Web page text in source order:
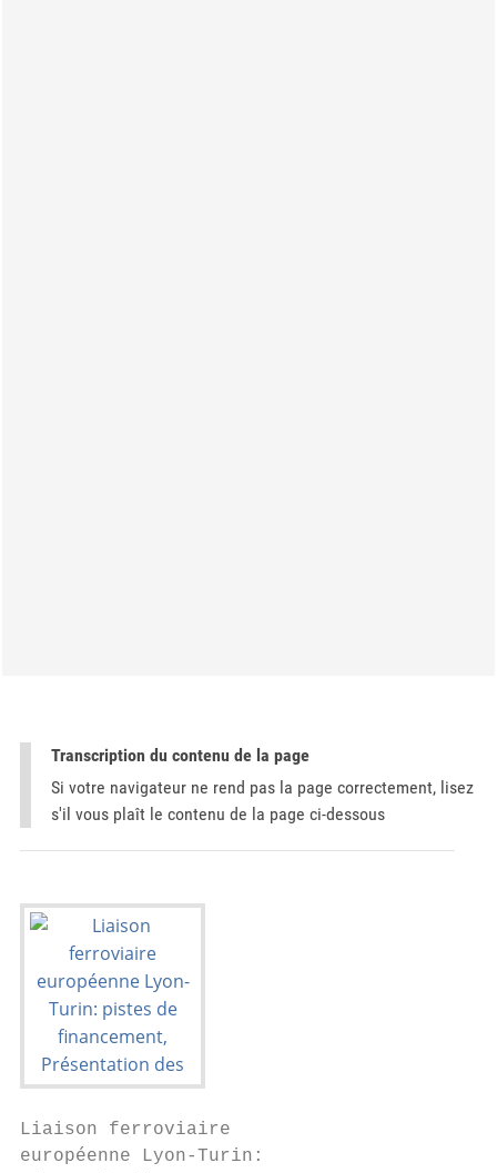
Transcription du contenu de la page
Si votre navigateur ne rend pas la page correctement, lisez
s'il vous plaît le contenu de la page ci-dessous
Liaison ferroviaire
européenne Lyon-Turin: